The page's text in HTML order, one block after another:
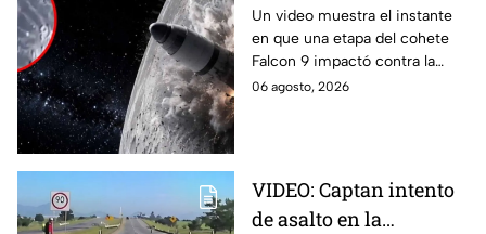
impacto de cohete
contra la Luna; así
reaccionó
Un video muestra el instante
en que una etapa del cohete
Falcon 9 impactó contra la
luna, levantando una enorme
06 agosto, 2026
VIDEO: Captan intento
de asalto en la